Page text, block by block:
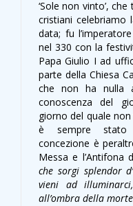
‘Sole non vinto’,
cristiani celebriamo
data; fu
nel 330 con la
Papa Giulio I ad
parte della Chiesa
che non ha nulla
conoscenza del
giorno del quale
è sempre stato
concezione è
Messa e l’Antifona
che sorgi splendor
vieni ad
all’ombra della